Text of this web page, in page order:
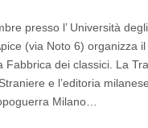
presso l’ Università
(via Noto 6) organizza
Fabbrica dei classici. La
e l’editoria
Milano…